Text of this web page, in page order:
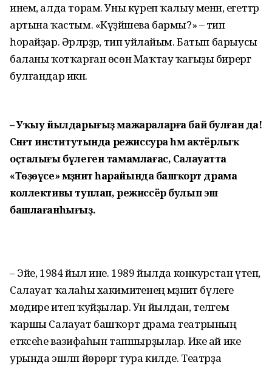
инем, алда торам. Уны күреп ҡалыу менән, егеттәр
артына ҡастым. «Күҙйәшева бармы?» – тип
һорайҙар. Әрләрҙәр, тип уйлайым. Батып барыусы
баланы ҡотҡарған өсөн Маҡтау ҡағыҙы бирергә
булғандар икән.
– Уҡыу йылдарығыҙ мажаралар­ға бай булған да!
Сәнғәт институтында режиссура һәм актёрлыҡ
оҫталығы бүлеген тамамлағас, Салауатта
«Төҙөүсе» мәҙәниәт һарайында башҡорт драма
коллективы туп­лап, режиссёр булып эш
башлағанһығыҙ.
– Эйе, 1984 йыл ине. 1989 йылда конкурстан үтеп,
Салауат ҡалаһы хакимиәтенең мәҙәниәт бүлеге
мөдире итеп ҡуйҙылар. Ун йылдан, теләгемә
ҡаршы Салауат башҡорт драма театрының
етәксеһе вазифаһын тапшырҙылар. Ике ай ике
урында эшләп йөрөргә тура килде. Театрҙа